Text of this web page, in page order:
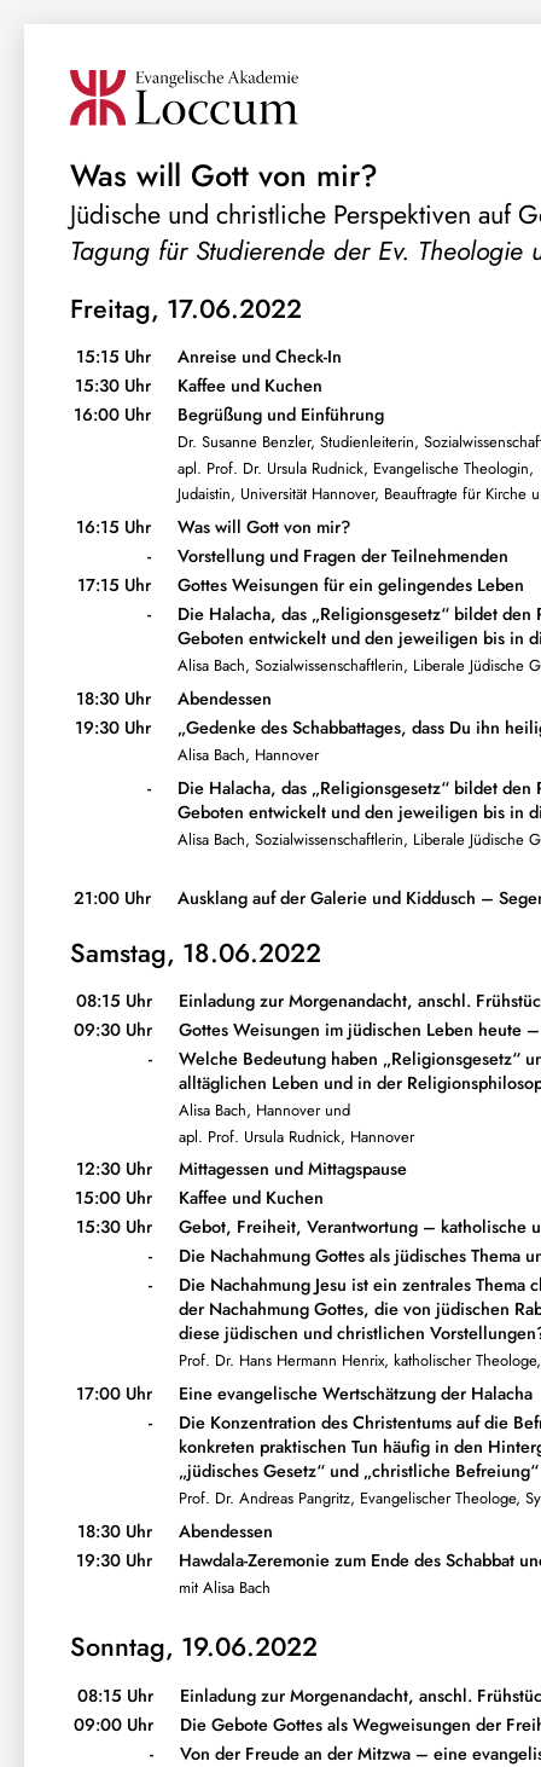
Was will Gott von mir?
Jüdische und christliche Perspektiven auf
Tagung für Studierende der Ev. Theologie
Freitag, 17.06.2022
15:15 Uhr
Anreise und Check-In
15:30 Uhr
Kaffee und Kuchen
16:00 Uhr
Begrüßung und Einführung
Dr. Susanne Benzler, Studienleiterin,
apl. Prof. Dr. Ursula Rudnick, Evangelische Theologin,
Judaistin, Universität Hannover, Beauftragte für Kirche
16:15 Uhr
Was will Gott von mir?
-
Vorstellung und Fragen der Teilnehmenden
17:15 Uhr
Gottes Weisungen für ein gelingendes Leben
-
Die Halacha, das „Religionsgesetz“ bildet
Geboten entwickelt und den jeweiligen bis in
Alisa Bach, Sozialwissenschaftlerin, Liberale Jüdische
18:30 Uhr
Abendessen
19:30 Uhr
„Gedenke des Schabbattages, dass Du ihn
Alisa Bach, Hannover
-
Die Halacha, das „Religionsgesetz“ bildet
Geboten entwickelt und den jeweiligen bis in
Alisa Bach, Sozialwissenschaftlerin, Liberale Jüdische
21:00 Uhr Ausklang auf der Galerie und Kiddusch –
Samstag, 18.06.2022
08:15 Uhr
Einladung zur Morgenandacht, anschl.
09:30 Uhr
Gottes Weisungen im jüdischen Leben heute
-
Welche Bedeutung haben „Religionsgesetz“
alltäglichen Leben und in der
Alisa Bach, Hannover und
apl. Prof. Ursula Rudnick, Hannover
12:30 Uhr
Mittagessen und Mittagspause
15:00 Uhr
Kaffee und Kuchen
15:30 Uhr
Gebot, Freiheit, Verantwortung – katholische
-
Die Nachahmung Gottes als jüdisches Thema
-
Die Nachahmung Jesu ist ein zentrales
der Nachahmung Gottes, die von jüdischen
diese jüdischen und christlichen
Prof. Dr. Hans Hermann Henrix, katholischer
17:00 Uhr
Eine evangelische Wertschätzung der Halacha
-
Die Konzentration des Christentums auf die
konkreten praktischen Tun häufig in den
„jüdisches Gesetz“ und „christliche
Prof. Dr. Andreas Pangritz, Evangelischer Theologe,
18:30 Uhr
Abendessen
19:30 Uhr
Hawdala-Zeremonie zum Ende des Schabbat
mit Alisa Bach
Sonntag, 19.06.2022
08:15 Uhr
Einladung zur Morgenandacht, anschl.
09:00 Uhr
Die Gebote Gottes als Wegweisungen der
-
Von der Freude an der Mitzwa – eine